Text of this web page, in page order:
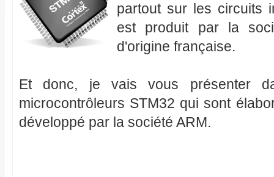
partout sur les circuits
est produit par la
d'origine française.
Et donc, je vais vous présenter
microcontrôleurs STM32 qui sont
développé par la société ARM.